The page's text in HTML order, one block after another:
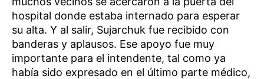
hospital donde estaba internado para esperar
su alta. Y al salir, Sujarchuk fue recibido con
banderas y aplausos. Ese apoyo fue muy
importante para el intendente, tal como ya
había sido expresado en el último parte médico,